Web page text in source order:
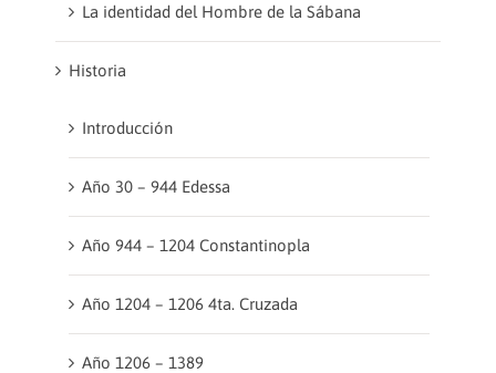
La identidad del Hombre de la Sábana
Historia
Introducción
Año 30 – 944 Edessa
Año 944 – 1204 Constantinopla
Año 1204 – 1206 4ta. Cruzada
Año 1206 – 1389